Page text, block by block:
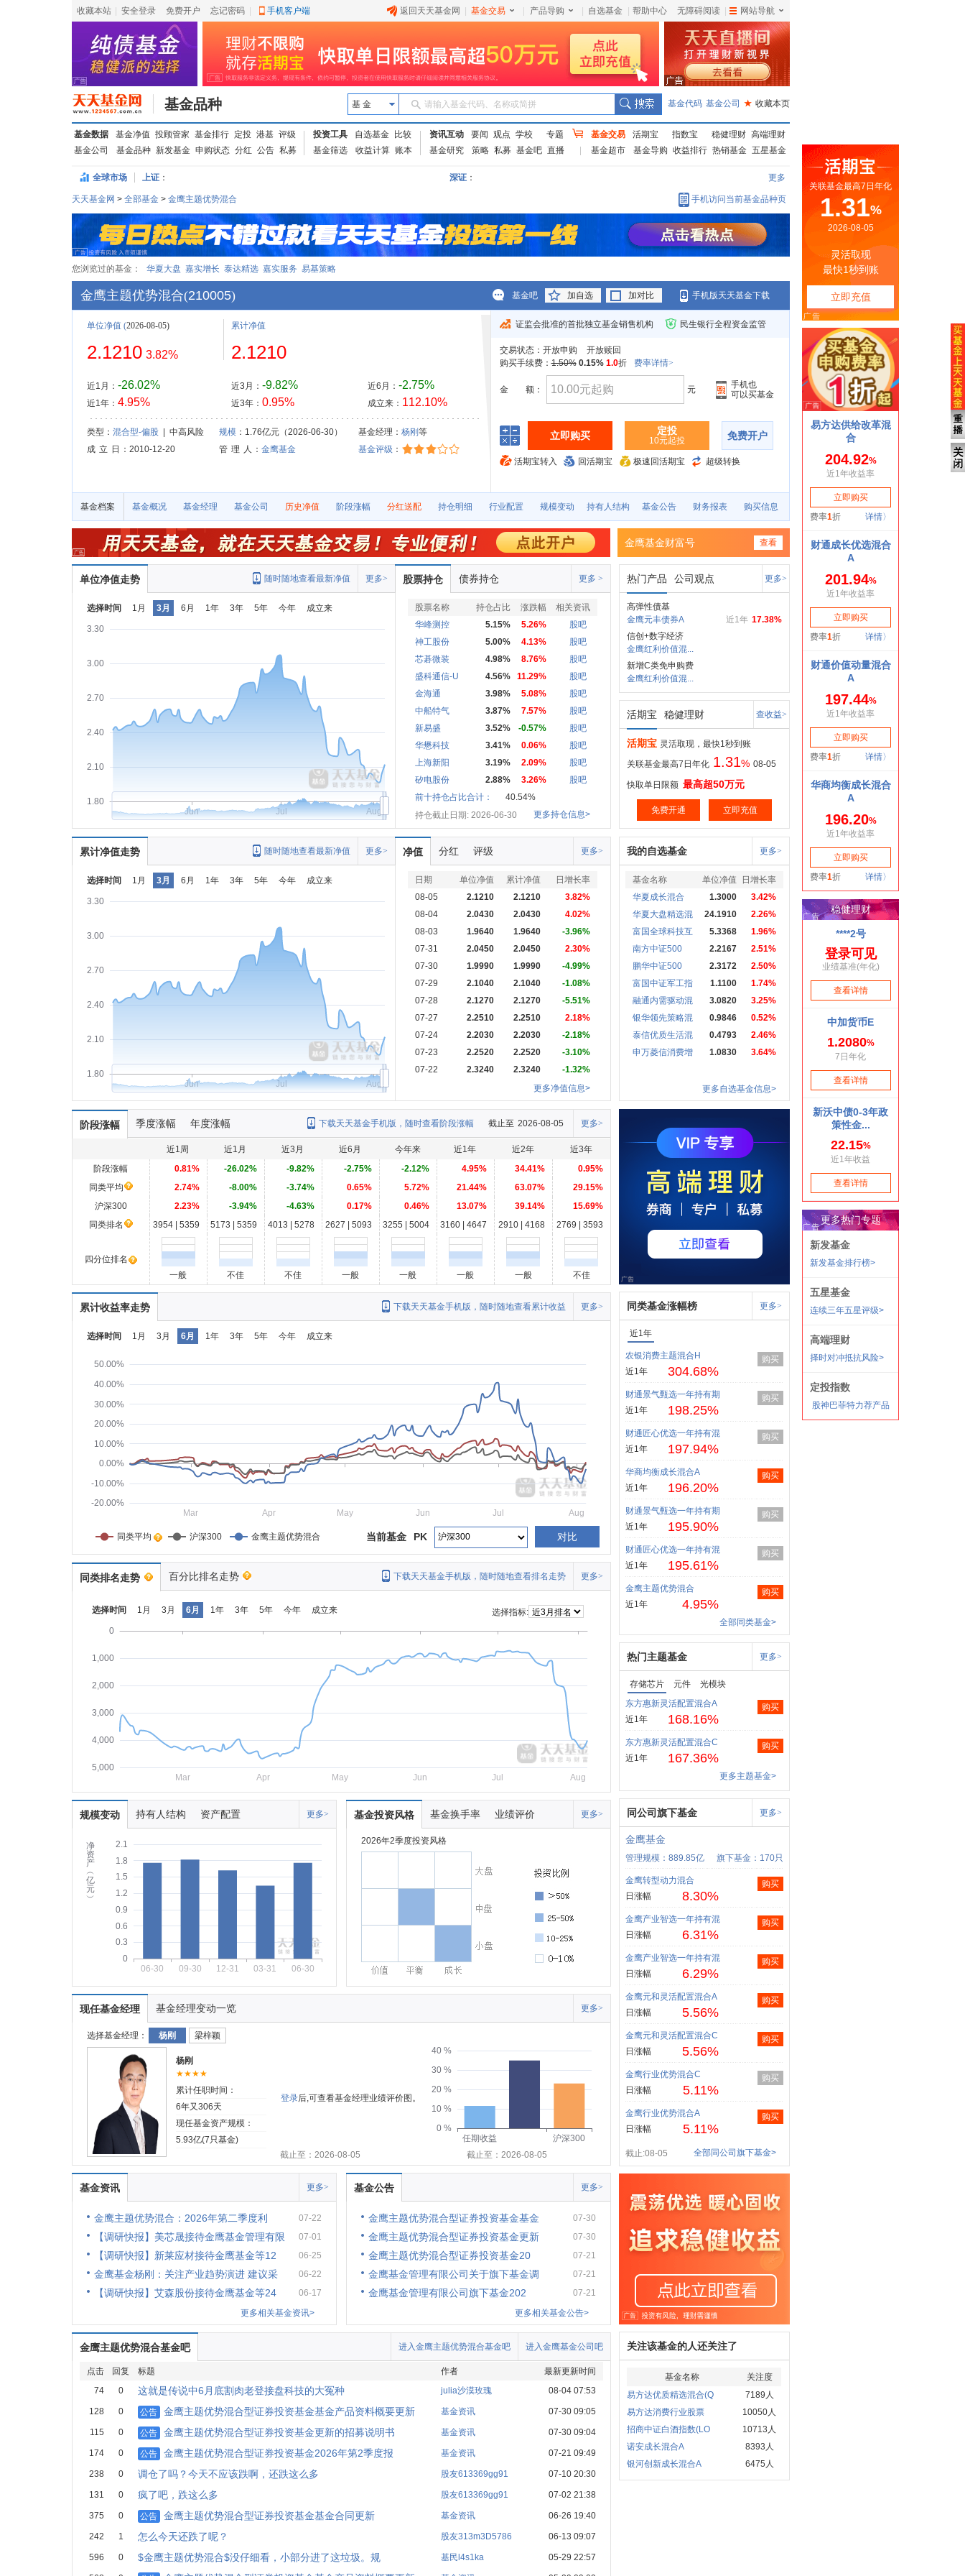
收藏本站 安全登录 免费开户 忘记密码 手机客户端 返回天天基金网 基金交易 产品导购 自选基金 帮助中心 无障碍阅读 网站导航
基金品种 基 金 请输入基金代码、名称或简拼 基金代码 基金公司 ★ 收藏本页
基金数据 基金净值 投顾管家 基金排行 定投 港基 评级
基金公司
基金品种 新发基金 申购状态 分红 公告 私募
投资工具 自选基金
比较
基金筛选
收益计算 账本
资讯互动 要闻 观点 学校
专题
基金研究
策略 私募 基金吧 直播
基金交易 活期宝 指数宝 稳健理财 高端理财
基金超市
基金导购 收益排行 热销基金 五星基金
全球市场 上证： 深证： 更多
天天基金网 > 全部基金 > 金鹰主题优势混合 手机访问当前基金品种页
您浏览过的基金： 华夏大盘 嘉实增长 泰达精选 嘉实服务 易基策略
金鹰主题优势混合(210005) 基金吧 加自选 加对比 手机版天天基金下载
单位净值 (2026-08-05)
2.1210 3.82%
近1月： -26.02%
近1年： 4.95%
累计净值
2.1210
近3月： -9.82%
近3年： 0.95%
近6月： -2.75%
成立来： 112.10%
类型： 混合型-偏股| 中高风险 规模：1.76亿元（2026-06-30） 基金经理： 杨刚 等
成 立 日
：2010-12-20 管 理 人 ： 金鹰基金 基金评级 ：
证监会批准的首批独立基金销售机构 民生银行全程资金监管
交易状态： 开放申购
开放赎回
购买手续费：1.50% 0.15% 1.0折 费率详情>
金 额： 元
手机也
可以买基金
立即购买 定投
10元起投 免费开户
活期宝转入 回活期宝 极速回活期宝 超级转换
基金档案 基金概况 基金经理 基金公司 历史净值 阶段涨幅 分红送配 持仓明细 行业配置 规模变动 持有人结构 基金公告 财务报表 购买信息
金鹰基金财富号 查看
单位净值走势 更多>
随时随地查看最新净值
选择时间 1月 3月 6月 1年 3年 5年 今年 成立来
1.80
2.10
2.40
2.70
3.00
3.30
Jun Jul Aug
股票持仓 债券持仓 更多 >
股票名称 持仓占比 涨跌幅
相关资讯
华峰测控
5.15% 5.26%
股吧
神工股份
5.00% 4.13%
股吧
芯碁微装
4.98% 8.76%
股吧
盛科通信-U
4.56% 11.29%
股吧
金海通
3.98% 5.08%
股吧
中船特气
3.87% 7.57%
股吧
新易盛
3.52% -0.57%
股吧
华懋科技
3.41% 0.06%
股吧
上海新阳
3.19% 2.09%
股吧
矽电股份
2.88% 3.26%
股吧
前十持仓占比合计：
40.54%
持仓截止日期: 2026-06-30
更多持仓信息>
热门产品 公司观点 更多>
高弹性债基
17.38%
近1年
金鹰元丰债券A
信创+数字经济
金鹰红利价值混...
新增C类免申购费
金鹰红利价值混...
活期宝 稳健理财 查收益>
活期宝 灵活取现，最快1秒到账
关联基金最高7日年化 1.31% 08-05
快取单日限额 最高超50万元
免费开通 立即充值
累计净值走势 更多>
随时随地查看最新净值
选择时间 1月 3月 6月 1年 3年 5年 今年 成立来
1.80
2.10
2.40
2.70
3.00
3.30
Jun Jul Aug
净值 分红 评级 更多>
日期 单位净值 累计净值
日增长率
08-05
2.1210 2.1210
3.82%
08-04
2.0430 2.0430
4.02%
08-03
1.9640 1.9640
-3.96%
07-31
2.0450 2.0450
2.30%
07-30
1.9990 1.9990
-4.99%
07-29
2.1040 2.1040
-1.08%
07-28
2.1270 2.1270
-5.51%
07-27
2.2510 2.2510
2.18%
07-24
2.2030 2.2030
-2.18%
07-23
2.2520 2.2520
-3.10%
07-22
2.3240 2.3240
-1.32%
更多净值信息>
我的自选基金 更多>
基金名称 单位净值
日增长率
华夏成长混合
1.3000
3.42%
华夏大盘精选混
24.1910
2.26%
富国全球科技互
5.3368
1.96%
南方中证500
2.2167
2.51%
鹏华中证500
2.3172
2.50%
富国中证军工指
1.1100
1.74%
融通内需驱动混
3.0820
3.25%
银华领先策略混
0.9846
0.52%
泰信优质生活混
0.4793
2.46%
申万菱信消费增
1.0830 3.64%
更多自选基金信息>
阶段涨幅 季度涨幅 年度涨幅 更多>
截止至 2026-08-05
下载天天基金手机版，随时查看阶段涨幅
近1周 近1月 近3月 近6月 今年来 近1年 近2年
近3年
阶段涨幅
0.81% -26.02% -9.82% -2.75% -2.12% 4.95% 34.41%
0.95%
同类平均
2.74% -8.00% -3.74% 0.65% 5.72% 21.44% 63.07%
29.15%
沪深300
2.23% -3.94% -4.63% 0.17% 0.46% 13.07% 39.14%
15.69%
同类排名
3954 | 5359 5173 | 5359 4013 | 5278 2627 | 5093 3255 | 5004 3160 | 4647 2910 | 4168 2769 | 3593
四分位排名
一般
不佳 不佳 一般 一般 一般 一般 不佳
累计收益率走势 更多>
下载天天基金手机版，随时随地查看累计收益
选择时间 1月 3月 6月 1年 3年 5年 今年 成立来
-20.00%
-10.00%
0.00%
10.00%
20.00%
30.00%
40.00%
50.00%
Mar Apr May Jun Jul Aug
同类平均 沪深300 金鹰主题优势混合 对比
PK
当前基金
同类排名走势 百分比排名走势 更多>
下载天天基金手机版，随时随地查看排名走势
选择时间 1月 3月 6月 1年 3年 5年 今年 成立来
选择指标:
0
1,000
2,000
3,000
4,000
5,000
Mar
Apr May Jun Jul Aug
规模变动 持有人结构 资产配置 更多>
净
资
产
︵
亿
元
︶
0
0.3
0.6
0.9
1.2
1.5
1.8
2.1
06-30 09-30 12-31 03-31 06-30
基金投资风格 基金换手率 业绩评价 更多>
2026年2季度投资风格
现任基金经理 基金经理变动一览 更多>
选择基金经理： 杨刚 梁梓颖
杨刚
★★★★
累计任职时间：
6年又306天
现任基金资产规模：
5.93亿(7只基金)
登录后,可查看基金经理业绩评价图。
0 %
10 %
20 %
30 %
40 %
任期收益
沪深300
截止至：2026-08-05
截止至：2026-08-05
基金资讯 更多>
金鹰主题优势混合：2026年第二季度利 07-22
【调研快报】美芯晟接待金鹰基金管理有限 07-01
【调研快报】新莱应材接待金鹰基金等12 06-25
金鹰基金杨刚：关注产业趋势演进 建议采 06-22
【调研快报】艾森股份接待金鹰基金等24
06-17
更多相关基金资讯>
基金公告 更多>
金鹰主题优势混合型证券投资基金基金 07-30
金鹰主题优势混合型证券投资基金更新 07-30
金鹰主题优势混合型证券投资基金20 07-21
金鹰基金管理有限公司关于旗下基金调 07-21
金鹰基金管理有限公司旗下基金202
07-21
更多相关基金公告>
金鹰主题优势混合基金吧 进入金鹰基金公司吧
进入金鹰主题优势混合基金吧
点击 回复 标题 作者
最新更新时间
74
0 这就是传说中6月底割肉老登接盘科技的大冤种 julia沙漠玫瑰 08-04 07:53
128 0 公告 金鹰主题优势混合型证券投资基金基金产品资料概要更新 基金资讯 07-30 09:05
115 0 公告 金鹰主题优势混合型证券投资基金更新的招募说明书 基金资讯 07-30 09:04
174 0 公告 金鹰主题优势混合型证券投资基金2026年第2季度报 基金资讯 07-21 09:49
238 0 调仓了吗？今天不应该跌啊，还跌这么多 股友613369gg91 07-10 20:30
131 0 疯了吧，跌这么多 股友613369gg91 07-02 21:38
375 0 公告 金鹰主题优势混合型证券投资基金基金合同更新 基金资讯 06-26 19:40
242 1 怎么今天还跌了呢？ 股友313m3D5786 06-13 09:07
596 0 $金鹰主题优势混合$没仔细看，小部分进了这垃圾。规 基民l4s1ka 05-29 22:57
同类基金涨幅榜 更多>
近1年
农银消费主题混合H
近1年
304.68%
购买
财通景气甄选一年持有期
近1年
198.25%
购买
财通匠心优选一年持有混
近1年
197.94%
购买
华商均衡成长混合A
近1年
196.20%
购买
财通景气甄选一年持有期
近1年
195.90%
购买
财通匠心优选一年持有混
近1年
195.61%
购买
金鹰主题优势混合
近1年
4.95%
购买
全部同类基金>
热门主题基金 更多>
存储芯片 元件
光模块
东方惠新灵活配置混合A
近1年
168.16%
购买
东方惠新灵活配置混合C
近1年
167.36%
购买
更多主题基金>
同公司旗下基金 更多>
金鹰基金
管理规模：889.85亿 旗下基金：170只
金鹰转型动力混合
日涨幅
8.30%
购买
金鹰产业智选一年持有混
日涨幅
6.31%
购买
金鹰产业智选一年持有混
日涨幅
6.29%
购买
金鹰元和灵活配置混合A
日涨幅
5.56%
购买
金鹰元和灵活配置混合C
日涨幅
5.56%
购买
金鹰行业优势混合C
日涨幅
5.11%
购买
金鹰行业优势混合A
日涨幅
5.11%
购买
截止:08-05 全部同公司旗下基金>
关注该基金的人还关注了
基金名称
关注度
易方达优质精选混合(Q
7189人
易方达消费行业股票
10050人
招商中证白酒指数(LO
10713人
诺安成长混合A
8393人
银河创新成长混合A
6475人